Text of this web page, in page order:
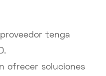
tenga
ofrecer soluciones